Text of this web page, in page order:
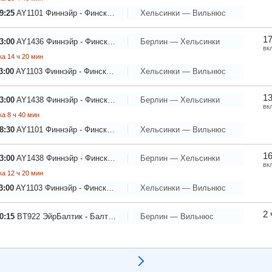
AY1101 Финнэйр - Финские авиалинии Хельсинки — Вильнюс
AY1436 Финнэйр - Финские авиалинии Берлин — Хельсинки
14 ч 20 мин
AY1103 Финнэйр - Финские авиалинии Хельсинки — Вильнюс
AY1438 Финнэйр - Финские авиалинии Берлин — Хельсинки
8 ч 40 мин
AY1101 Финнэйр - Финские авиалинии Хельсинки — Вильнюс
AY1438 Финнэйр - Финские авиалинии Берлин — Хельсинки
12 ч 20 мин
AY1103 Финнэйр - Финские авиалинии Хельсинки — Вильнюс
BT922 ЭйрБалтик - Балтийские авиалинии Берлин — Вильнюс 2